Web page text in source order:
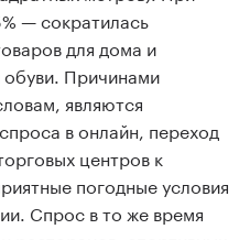
— сократилась
для дома и
Причинами
являются
в онлайн, переход
центров к
погодные условия
Спрос в то же время